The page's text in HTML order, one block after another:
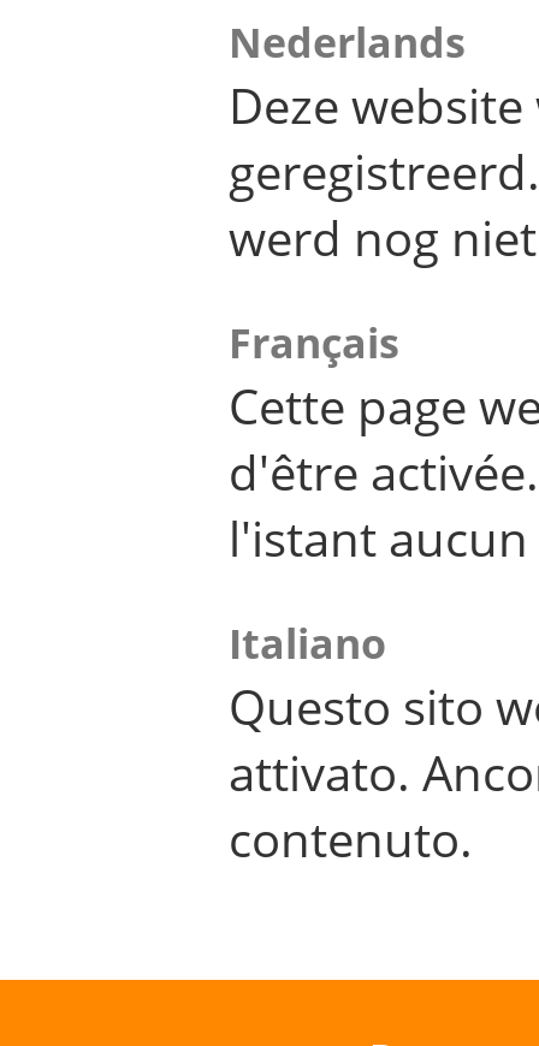
Nederlands
Deze
werd nog
Français
Cette page
d'être
l'istant
Italiano
Questo sito
attivato.
contenuto.